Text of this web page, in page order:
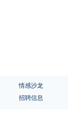
情感沙龙
招聘信息